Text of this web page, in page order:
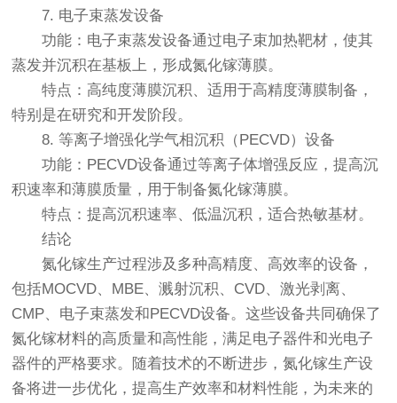
7. 电子束蒸发设备
功能：电子束蒸发设备通过电子束加热靶材，使其
蒸发并沉积在基板上，形成氮化镓薄膜。
特点：高纯度薄膜沉积、适用于高精度薄膜制备，
特别是在研究和开发阶段。
8. 等离子增强化学气相沉积（PECVD）设备
功能：PECVD设备通过等离子体增强反应，提高沉
积速率和薄膜质量，用于制备氮化镓薄膜。
特点：提高沉积速率、低温沉积，适合热敏基材。
结论
氮化镓生产过程涉及多种高精度、高效率的设备，
包括MOCVD、MBE、溅射沉积、CVD、激光剥离、
CMP、电子束蒸发和PECVD设备。这些设备共同确保了
氮化镓材料的高质量和高性能，满足电子器件和光电子
器件的严格要求。随着技术的不断进步，氮化镓生产设
备将进一步优化，提高生产效率和材料性能，为未来的